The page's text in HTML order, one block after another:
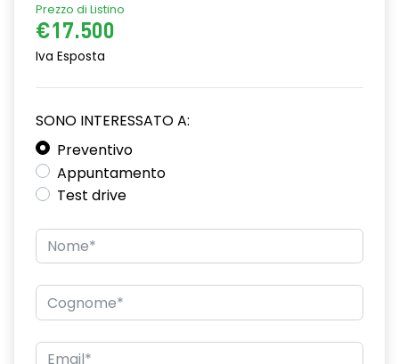
Prezzo di Listino
€17.500
Iva Esposta
SONO INTERESSATO A:
Preventivo
Appuntamento
Test drive